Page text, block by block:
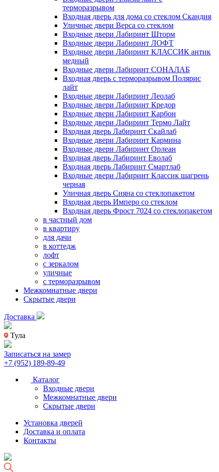
терморазрывом
Входная дверь для дома со стеклом Скандия
Уличные двери Верса со стеклом
Входные двери Лабиринт Шторм
Входные двери Лабиринт ЛОФТ
Входные двери Лабиринт КЛАССИК антик
медный
Входные двери Лабиринт СОНАЛАБ
Входная дверь с терморазрывом Полярис
лайт
Входные двери Лабиринт Леолаб
Входные двери Лабиринт Кредор
Входные двери Лабиринт Карбон
Входные двери Лабиринт Термо Лайт
Входная дверь Лабиринт Скайлаб
Входные двери Лабиринт Кармина
Входные двери Лабиринт Орлеан
Входная дверь Лабиринт Еволаб
Входная дверь Лабиринт Смартлаб
Входные двери Лабиринт Классик шагрень
черная
Уличная дверь Сияна со стеклопакетом
Входная дверь Имперо со стеклом
Входная дверь Фрост 7024 со стеклопакетом
в частный дом
в квартиру
для дачи
в коттедж
лофт
с зеркалом
уличные
с терморазрывом
Межкомнатные двери
Скрытые двери
Доставка
Тула
Записаться на замер
+7 (952) 189-89-49
Каталог
Входные двери
Межкомнатные двери
Скрытые двери
Установка дверей
Доставка и оплата
Контакты